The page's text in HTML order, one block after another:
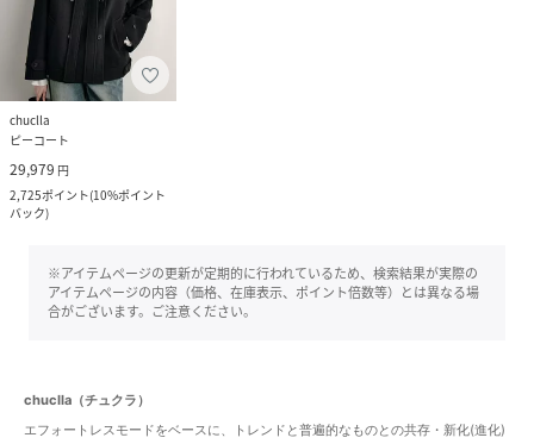
chuclla
ピーコート
29,979 円
2,725ポイント(10%ポイント
バック)
※アイテムページの更新が定期的に行われているため、検索結果が実際の
アイテムページの内容（価格、在庫表示、ポイント倍数等）とは異なる場
合がございます。ご注意ください。
chuclla（チュクラ）
エフォートレスモードをベースに、トレンドと普遍的なものとの共存・新化(進化)